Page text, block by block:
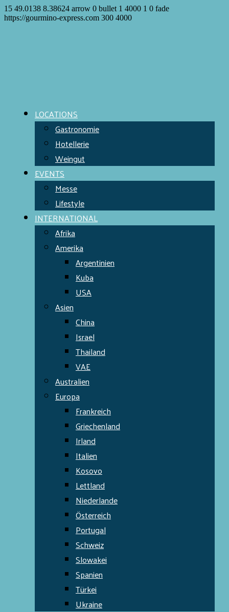
15 49.0138 8.38624 arrow 0 bullet 1 4000 1 0 fade
https://gourmino-express.com 300 4000
LOCATIONS
Gastronomie
Hotellerie
Weingut
EVENTS
Messe
Lifestyle
INTERNATIONAL
Afrika
Amerika
Argentinien
Kuba
USA
Asien
China
Israel
Thailand
VAE
Australien
Europa
Frankreich
Griechenland
Irland
Italien
Kosovo
Lettland
Niederlande
Österreich
Portugal
Schweiz
Slowakei
Spanien
Türkei
Ukraine